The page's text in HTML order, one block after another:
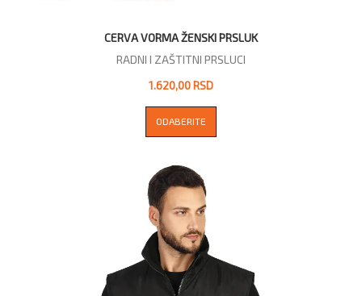
CERVA VORMA ŽENSKI PRSLUK
RADNI I ZAŠTITNI PRSLUCI
1.620,00 RSD
ODABERITE